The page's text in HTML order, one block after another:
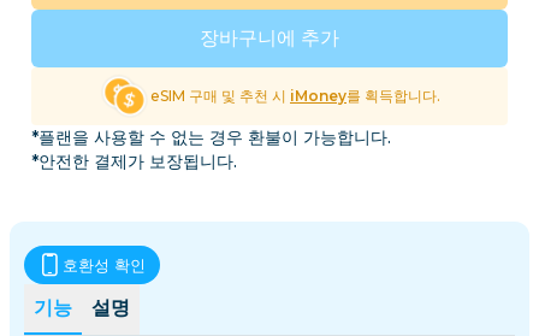
장바구니에 추가
eSIM 구매 및 추천 시 iMoney를 획득합니다.
*플랜을 사용할 수 없는 경우 환불이 가능합니다.
*안전한 결제가 보장됩니다.
기능 설명
호환성 확인